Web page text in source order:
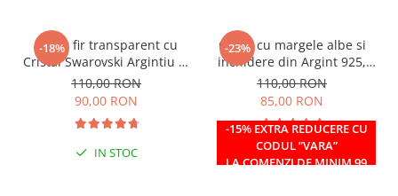
-18%
Colier fir transparent cu
Cristal Swarovski Argintiu in
Caseta din Argint 925
110,00 RON
90,00 RON
IN STOC
-23%
-15% EXTRA REDUCERE CU
CODUL ”VARA”
LA COMENZI DE MINIM 99
Colier cu margele albe si
inchidere din Argint 925,
reglabil 38-41 cm
110,00 RON
85,00 RON
IN STOC